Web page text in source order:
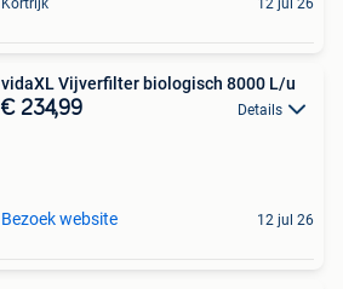
Kortrijk 12 jul 26
vidaXL Vijverfilter biologisch 8000 L/u
€ 234,99 Details
Bezoek website 12 jul 26